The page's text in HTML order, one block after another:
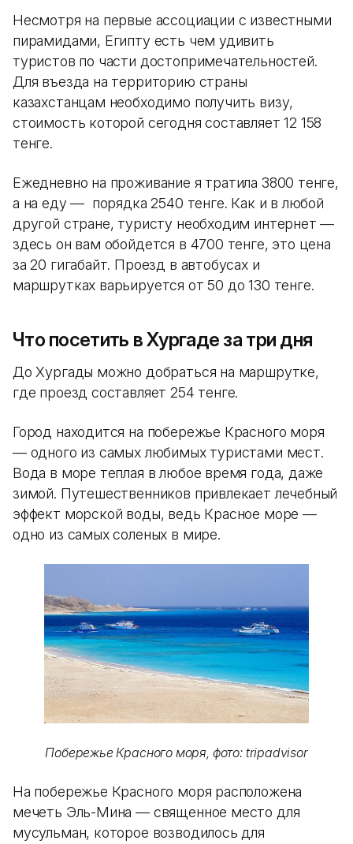
Несмотря на первые ассоциации с известными
пирамидами, Египту есть чем удивить
туристов по части достопримечательностей.
Для въезда на территорию страны
казахстанцам необходимо получить визу,
стоимость которой сегодня составляет 12 158
тенге.
Ежедневно на проживание я тратила 3800 тенге,
а на еду — порядка 2540 тенге. Как и в любой
другой стране, туристу необходим интернет —
здесь он вам обойдется в 4700 тенге, это цена
за 20 гигабайт. Проезд в автобусах и
маршрутках варьируется от 50 до 130 тенге.
Что посетить в Хургаде за три дня
До Хургады можно добраться на маршрутке,
где проезд составляет 254 тенге.
Город находится на побережье Красного моря
— одного из самых любимых туристами мест.
Вода в море теплая в любое время года, даже
зимой. Путешественников привлекает лечебный
эффект морской воды, ведь Красное море —
одно из самых соленых в мире.
Побережье Красного моря, фото: tripadvisor
На побережье Красного моря расположена
мечеть Эль-Мина — священное место для
мусульман, которое возводилось для